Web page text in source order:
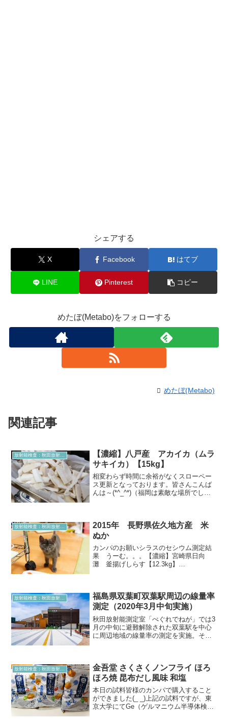
シェアする
X Facebook はてブ
LINE Pinterest コピー
めたぼ(Metabo)をフォローする
めたぼ(Metabo)
関連記事
放射能検査：秋田放射能測定室より
【濃縮】八戸産 アカイカ（ムラ
サキイカ）【15kg】
相変わらず時間に余裕がなくスローペー
ス更新となっております。皆さんこんば
んは～(*^_^*)（福岡は素敵な場所でした
た。頑張ったよ～...
2015年 長野県佐久地方産 米
ぬか
カンパのお願いシラスのセシウム測定結
果 うーむ。。。【濃縮】宮崎県日向
灘 釜揚げしらす【12.3kg】
(@ir...
福島県双葉町双葉駅周辺の線量率
測定（2020年3月中旬実施）
秋田放射能測定室「べぐれでねが」では3
月の中旬に避難解除された双葉駅を中心
に周辺地域の線量率の測定を実施。その
と十分高いですが...
放射能検査：秋田放射能測定室より
金吾堂 さくさくノンフライ ほろ
ほろ焼 昆布だし風味 和塩
本日の試料皆様のカンパで購入すること
ができました(_ _)上記の試料ですが、東
京大学にてGe（ゲルマニウム半導体検出